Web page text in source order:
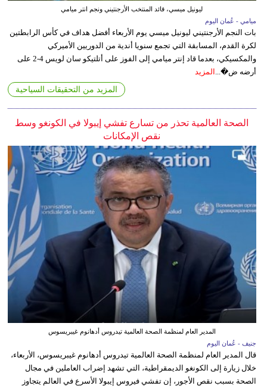
ليونيل ميسي، قائد المنتخب الأرجنتيني ونجم انتر ميامي
ميامي - عُمان اليوم
بات النجم الأرجنتيني ليونيل ميسي يوم الأربعاء أفضل هداف في كأس الرابطتين
لكرة القدم، المسابقة التي تجمع سنويا أندية من الدوريين الأميركي
والمكسيكي، بعدما قاد إنتر ميامي إلى الفوز على أتلتيكو سان لويس 4-2 على
أرضه ض�... المزيد
المزيد من التحقيقات السياحية
الصحة العالمية تحذر من تسارع تفشي إيبولا في الكونغو وسط
نقص الإمكانات
المدير العام لمنظمة الصحة العالمية تيدروس أدهانوم غيبريسوس
جنيف - عُمان اليوم
قال المدير العام لمنظمة الصحة العالمية تيدروس أدهانوم غيبريسوس، الأربعاء،
خلال زيارة إلى الكونغو الديمقراطية، التي تشهد إضراب العاملين في مجال
الصحة بسبب نقص الأجور، إن تفشي فيروس إيبولا الأسرع في العالم يتجاوز